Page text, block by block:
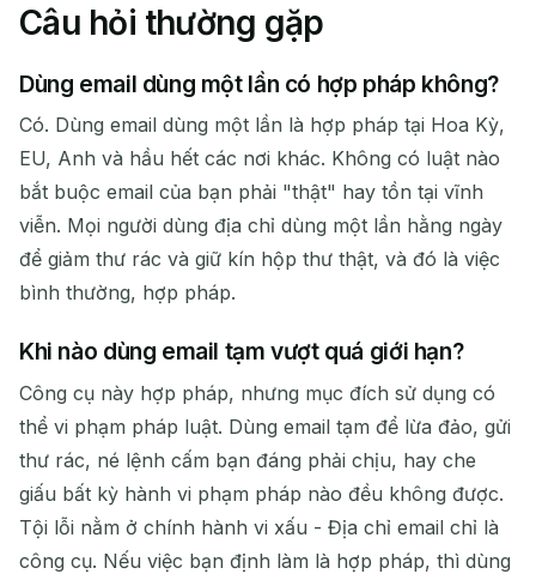
Câu hỏi thường gặp
Dùng email dùng một lần có hợp pháp không?
Có. Dùng email dùng một lần là hợp pháp tại Hoa Kỳ,
EU, Anh và hầu hết các nơi khác. Không có luật nào
bắt buộc email của bạn phải "thật" hay tồn tại vĩnh
viễn. Mọi người dùng địa chỉ dùng một lần hằng ngày
để giảm thư rác và giữ kín hộp thư thật, và đó là việc
bình thường, hợp pháp.
Khi nào dùng email tạm vượt quá giới hạn?
Công cụ này hợp pháp, nhưng mục đích sử dụng có
thể vi phạm pháp luật. Dùng email tạm để lừa đảo, gửi
thư rác, né lệnh cấm bạn đáng phải chịu, hay che
giấu bất kỳ hành vi phạm pháp nào đều không được.
Tội lỗi nằm ở chính hành vi xấu - Địa chỉ email chỉ là
công cụ. Nếu việc bạn định làm là hợp pháp, thì dùng